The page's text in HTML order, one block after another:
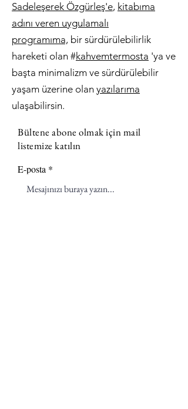
Sadeleşerek Özgürleş'e, kitabıma
adını veren uygulamalı
programıma, bir sürdürülebilirlik
hareketi olan #kahvemtermosta 'ya ve
başta minimalizm ve sürdürülebilir
yaşam üzerine olan yazılarıma
ulaşabilirsin.
Bültene abone olmak için mail
listemize katılın
E-posta